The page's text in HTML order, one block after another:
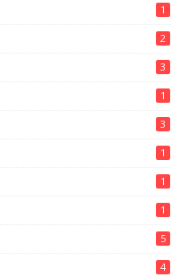
1
2
3
1
3
1
1
1
5
4